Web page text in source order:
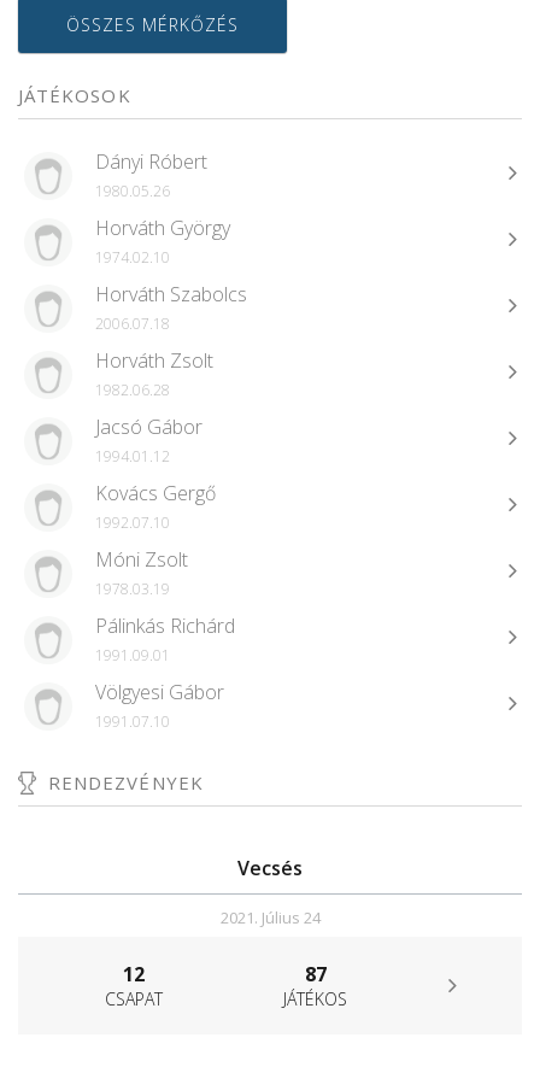
ÖSSZES MÉRKŐZÉS
JÁTÉKOSOK
Dányi Róbert
1980.05.26
Horváth György
1974.02.10
Horváth Szabolcs
2006.07.18
Horváth Zsolt
1982.06.28
Jacsó Gábor
1994.01.12
Kovács Gergő
1992.07.10
Móni Zsolt
1978.03.19
Pálinkás Richárd
1991.09.01
Völgyesi Gábor
1991.07.10
RENDEZVÉNYEK
Vecsés
2021. Július 24
12
CSAPAT
87
JÁTÉKOS